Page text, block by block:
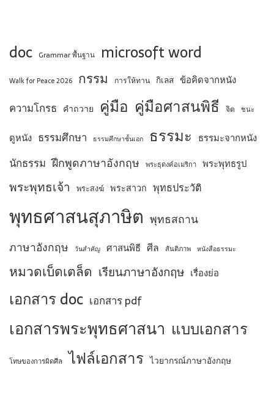
doc Grammar พื้นฐาน microsoft word
Walk for Peace 2026 กรรม การให้ทาน กิเลส ข้อคิดจากหนัง
ความโกรธ คำถวาย คู่มือ คู่มือศาสนพิธี จิต ชนะ
ดูหนัง ธรรมศึกษา ธรรมศึกษาชั้นเอก ธรรมะ ธรรมะจากหนัง
นักธรรม ฝึกพูดภาษาอังกฤษ พระธุดงค์อเมริกา พระพุทธรูป
พระพุทธเจ้า พระสงฆ์ พระสาวก พุทธประวัติ
พุทธศาสนสุภาษิต พุทธสถาน
ภาษาอังกฤษ วันสำคัญ ศาสนพิธี ศีล สันติภาพ หนังสือธรรมะ
หมวดเบ็ดเตล็ด เรียนภาษาอังกฤษ เรื่องย่อ
เอกสาร doc เอกสาร pdf
เอกสารพระพุทธศาสนา แบบเอกสาร
โทษของการผิดศีล ไฟล์เอกสาร ไวยากรณ์ภาษาอังกฤษ